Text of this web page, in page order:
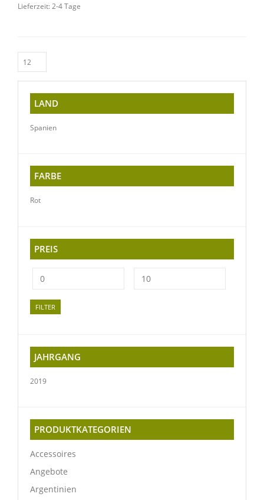
Lieferzeit: 2-4 Tage
LAND
Spanien
FARBE
Rot
PREIS
FILTER
JAHRGANG
2019
PRODUKTKATEGORIEN
Accessoires
Angebote
Argentinien